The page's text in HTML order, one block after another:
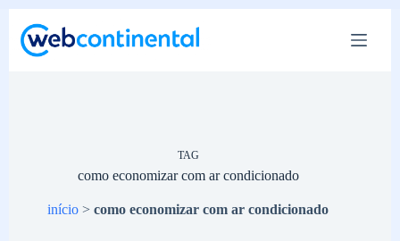
para
TAG
como economizar com ar condicionado
início >como economizar com ar condicionado